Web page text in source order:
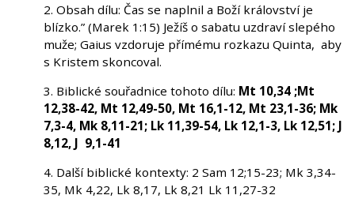
2. Obsah dílu: Čas se naplnil a Boží království je
blízko.” (Marek 1:15) Ježíš o sabatu uzdraví slepého
muže; Gaius vzdoruje přímému rozkazu Quinta, aby
s Kristem skoncoval.
3. Biblické souřadnice tohoto dílu: Mt 10,34 ;Mt
12,38-42, Mt 12,49-50, Mt 16,1-12, Mt 23,1-36; Mk
7,3-4, Mk 8,11-21; Lk 11,39-54, Lk 12,1-3, Lk 12,51; J
8,12, J 9,1-41
4. Další biblické kontexty: 2 Sam 12;15-23; Mk 3,34-
35, Mk 4,22, Lk 8,17, Lk 8,21 Lk 11,27-32